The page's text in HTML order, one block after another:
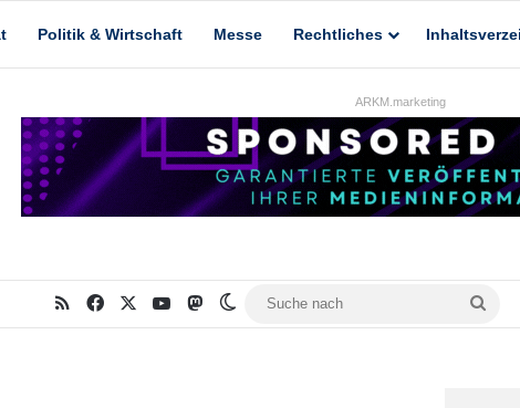
Politik & Wirtschaft Messe Rechtliches
ARKM.marketing
RSS Facebook YouTubeMastodonSkin umschalten